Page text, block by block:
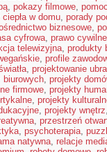
, pokazy filmowe,
w domu, porady
biznesowe,
cyfrowa, prawo
telewizyjna, produkty
, profile
, projektowanie
biurowych, projekty
firmowe, projekty
, projekty
, projekty wnętrz
, przestrzeń
, psychoterapia,
natywna, relacje